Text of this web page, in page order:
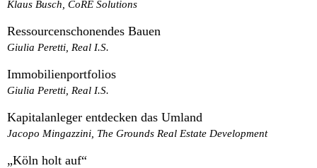
Klaus Busch, CoRE Solutions
Ressourcenschonendes Bauen
Giulia Peretti, Real I.S.
Immobilienportfolios
Giulia Peretti, Real I.S.
Kapitalanleger entdecken das Umland
Jacopo Mingazzini, The Grounds Real Estate Development
„Köln holt auf“